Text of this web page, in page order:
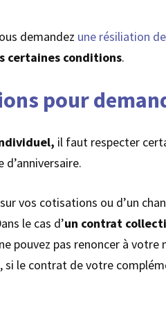
demandez une résiliation
certaines conditions.
pour
il faut respecter
vos cotisations ou d’un
le cas d’un contrat
pouvez pas renoncer à
si le contrat de votre